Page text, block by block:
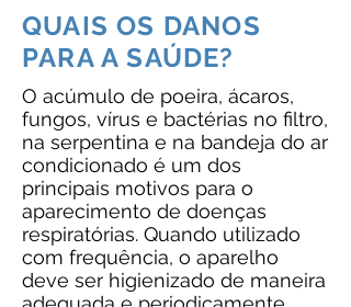
QUAIS OS DANOS
PARA A SAÚDE?
O acúmulo de poeira, ácaros,
fungos, vírus e bactérias no filtro,
na serpentina e na bandeja do ar
condicionado é um dos
principais motivos para o
aparecimento de doenças
respiratórias. Quando utilizado
com frequência, o aparelho
deve ser higienizado de maneira